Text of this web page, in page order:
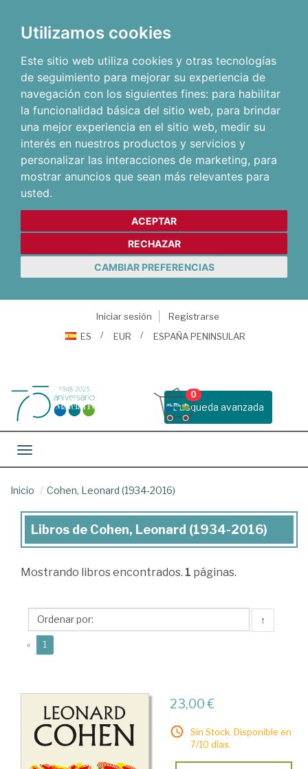
Utilizamos cookies
Este sitio web utiliza cookies y otras tecnologías
de seguimiento para mejorar su experiencia de
navegación con los siguientes fines: para habilitar
la funcionalidad básica del sitio web, para brindar
una mejor experiencia en el sitio web, medir su
interés en nuestros productos y servicios y
personalizar las interacciones de marketing, para
mostrar anuncios que sean más relevantes para
usted.
ACEPTAR
RECHAZAR
CAMBIAR PREFERENCIAS
Iniciar sesión
Registrarse
ES
EUR ESPAÑA PENINSULAR
Busqueda avanzada
0
Toggle navigation
Inicio Cohen, Leonard (1934-2016)
Libros
Cohen,
(1934-
2016)
Libros de Cohen, Leonard (1934-2016)
Mostrando libros encontrados. 1 páginas.
↑
« 1
23,00 €
Sin Stock. Disponible en
7/10 días.